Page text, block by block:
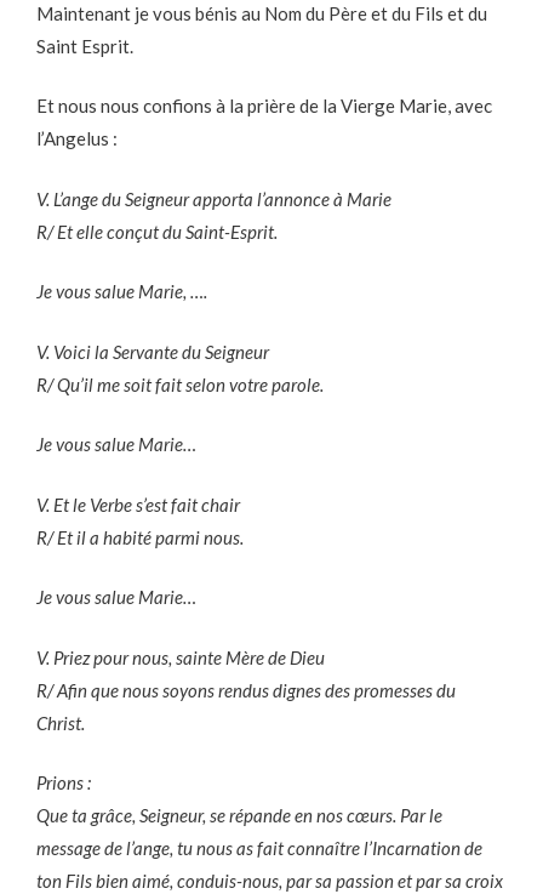
Maintenant je vous bénis au Nom du Père et du Fils et du
Saint Esprit.
Et nous nous confions à la prière de la Vierge Marie, avec
l’Angelus :
V. L’ange du Seigneur apporta l’annonce à Marie
R/ Et elle conçut du Saint-Esprit.
Je vous salue Marie, ….
V. Voici la Servante du Seigneur
R/ Qu’il me soit fait selon votre parole.
Je vous salue Marie…
V. Et le Verbe s’est fait chair
R/ Et il a habité parmi nous.
Je vous salue Marie…
V. Priez pour nous, sainte Mère de Dieu
R/ Afin que nous soyons rendus dignes des promesses du
Christ.
Prions :
Que ta grâce, Seigneur, se répande en nos cœurs. Par le
message de l’ange, tu nous as fait connaître l’Incarnation de
ton Fils bien aimé, conduis-nous, par sa passion et par sa croix